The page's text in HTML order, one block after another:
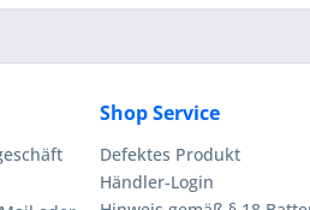
Shop Service
Defektes Produkt
Händler-Login